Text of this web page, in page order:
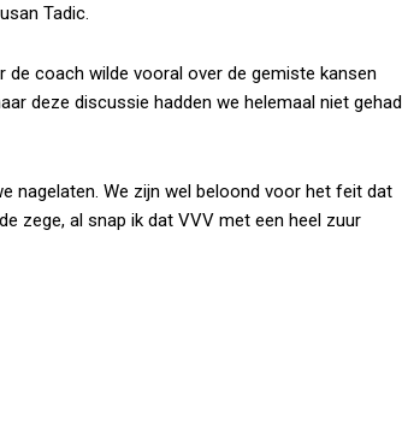
Tadic.
de coach wilde vooral over de gemiste kansen
deze discussie hadden we helemaal niet gehad
nagelaten. We zijn wel beloond voor het feit dat
zege, al snap ik dat VVV met een heel zuur